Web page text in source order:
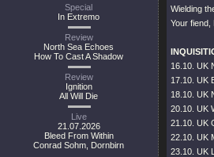
Special
In Extremo
Review
North Sea Echoes
How To Cast A Shadow
Review
Ignition
All Will Die
Live
21.07.2026
Bleed From Within
Conrad Sohm, Dornbirn
Wielding
Your fiend,
16.10. UK
17.10. UK
18.10. UK
20.10. UK
21.10. UK
22.10. UK
23.10. UK